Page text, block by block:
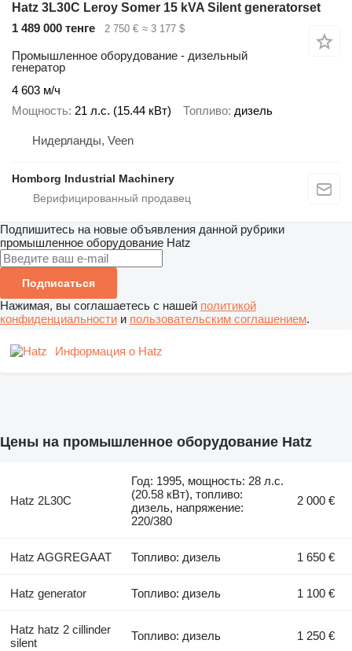
Hatz 3L30C Leroy Somer 15 kVA Silent generatorset
1 489 000 тенге
2 750 € ≈ 3 177 $
Промышленное оборудование - дизельный
генератор
4 603 м/ч
Мощность 21 л.с. (15.44 кВт) Топливо дизель
Нидерланды, Veen
Homborg Industrial Machinery
Подпишитесь на новые объявления данной рубрики
промышленное оборудование Hatz
Подписаться
Нажимая, вы соглашаетесь с нашей политикой
конфиденциальности и пользовательским соглашением.
Информация о Hatz
Цены на промышленное оборудование Hatz
Hatz 2L30C
Год: 1995, мощность: 28 л.с.
(20.58 кВт), топливо:
дизель, напряжение:
220/380
2 000 €
Hatz AGGREGAAT Топливо: дизель 1 650 €
Hatz generator Топливо: дизель 1 100 €
Hatz hatz 2 cillinder
silent
Топливо: дизель 1 250 €